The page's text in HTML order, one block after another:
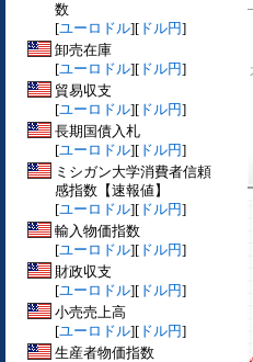
数
[ユーロドル][ ドル円]
卸売在庫
[ユーロドル][ ドル円]
貿易収支
[ユーロドル][ ドル円]
長期国債入札
[ユーロドル][ ドル円]
ミシガン大学消費者信頼
感指数【速報値】
[ユーロドル][ ドル円]
輸入物価指数
[ユーロドル][ ドル円]
財政収支
[ユーロドル][ ドル円]
小売売上高
[ユーロドル][ ドル円]
生産者物価指数